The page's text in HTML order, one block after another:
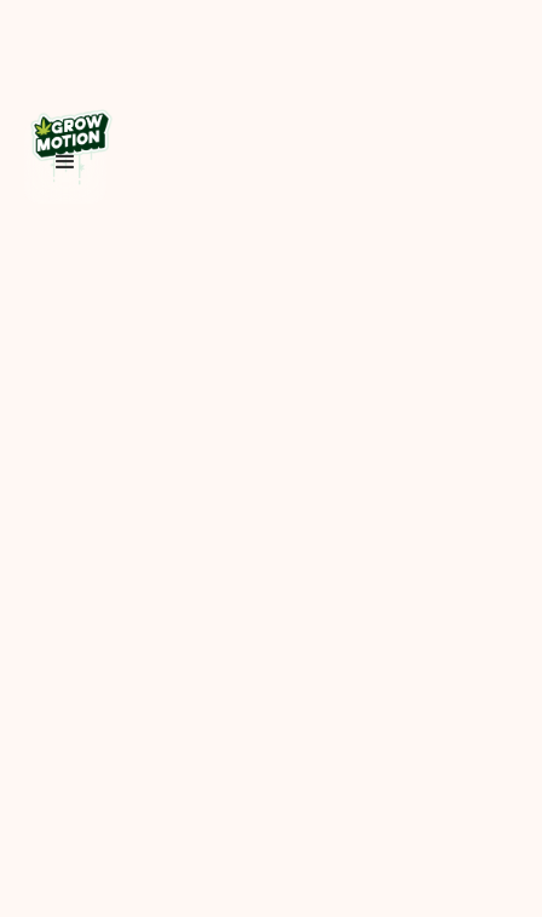
Rechtliche Informationen